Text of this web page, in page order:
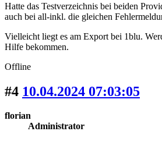
Hatte das Testverzeichnis bei beiden
auch bei all-inkl. die gleichen
Vielleicht liegt es am Export bei 1blu.
Hilfe bekommen.
Offline
#4 10.04.2024 07:03:05
florian
Administrator